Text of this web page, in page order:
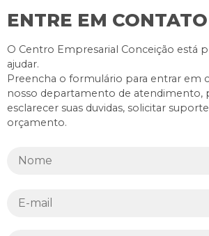
ENTRE EM CONTATO
O Centro Empresarial Conceição está
ajudar.
Preencha o formulário para entrar em
nosso departamento de atendimento,
esclarecer suas duvidas, solicitar
orçamento.